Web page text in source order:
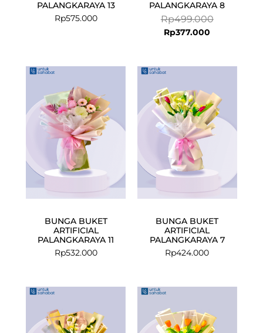
PALANGKARAYA 13
Rp575.000
PALANGKARAYA 8
Rp499.000
Rp377.000
BUNGA BUKET
ARTIFICIAL
PALANGKARAYA 11
Rp532.000
BUNGA BUKET
ARTIFICIAL
PALANGKARAYA 7
Rp424.000